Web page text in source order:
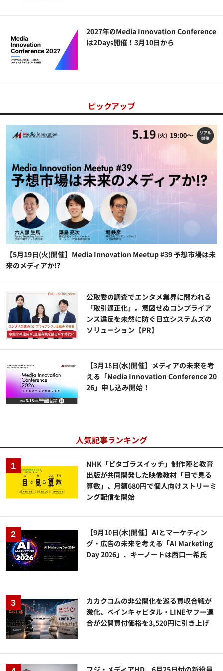
2027年のMedia Innovation Conference
は2Days開催！3月10日から
ピックアップ
【5月19日(火)開催】Media Innovation Meetup #39 予想市場は未
来のメディアか!?
公​​取委の調査でエンタメ業界に問われる
「取引適正化」。意図せぬコンプライア
ンス違反を未然に防ぐ日立システムズの
ソリューション​【PR】
【3月18日(水)開催】メディアの未来を考
える「Media Innovation Conference 20
26」申し込み開始！
人気記事ランキング
NHK「ピタゴラスイッチ」制作陣と教育
出版が共同開発した映像教材「目で見る
算数」、月額680円で個人向けストリーミ
ング配信を開始
【9月10日(木)開催】AIとマーケティン
グ・広告の未来を考える「AI Marketing
Day 2026」、キーノートは西口一希氏
カカクコムの非公開化を巡る買収合戦が
激化、ベインキャピタル・LINEヤフー連
合が公開買付価格を3,520円に引き上げ
フジ・メディアHD、6月25日付の新役員